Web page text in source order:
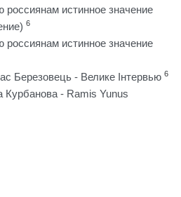
истинное значение
6
истинное значение
Березовець - Велике Інтервью 6
- Ramis Yunus